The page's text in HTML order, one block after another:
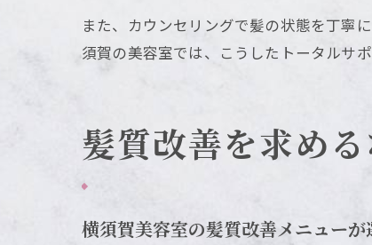
また、カウンセリングで髪の状態を丁寧
須賀の美容室では、こうしたトータルサ
髪質改善を求め
横須賀美容室の髪質改善メニューが